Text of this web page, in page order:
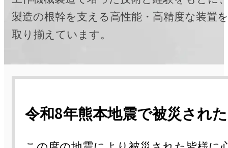
詳しくはこちら
近年全世界で需要の高まる半導体製造を担
う、半導体関連製造装置。
工作機械製造で培った技術と経験をもとに
取り揃えています。